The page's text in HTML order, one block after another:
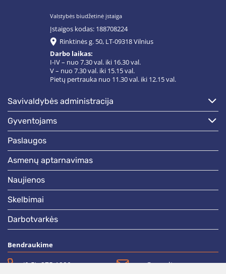
Valstybės biudžetinė įstaiga
Įstaigos kodas: 188708224
Rinktinės g. 50, LT-09318 Vilnius
Darbo laikas:
I-IV – nuo 7.30 val. iki 16.30 val.
V – nuo 7.30 val. iki 15.15 val.
Pietų pertrauka nuo 11.30 val. iki 12.15 val.
savivaldybės administracija
gyventojams
paslaugos
asmenų aptarnavimas
naujienos
skelbimai
darbotvarkės
Bendraukime
(0 5)  275 1990 vrsa@vrsa.lt